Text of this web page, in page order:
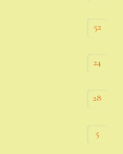
52
24
28
5